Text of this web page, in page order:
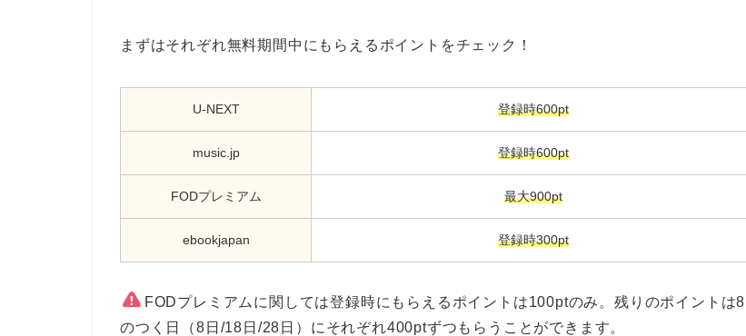
まずはそれぞれ無料期間中にもらえるポイントをチェック！
U-NEXT 登録時600pt
music.jp 登録時600pt
FODプレミアム 最大900pt
ebookjapan 登録時300pt
FODプレミアムに関しては登録時にもらえるポイントは100ptのみ。残りのポイントは8
のつく日（8日/18日/28日）にそれぞれ400ptずつもらうことができます。